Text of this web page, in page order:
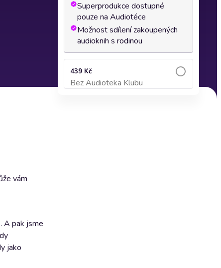
vám
A pak jsme
jako
Superprodukce dostupné
pouze na Audiotéce
Možnost sdílení zakoupených
audioknih s rodinou
439 Kč
Bez Audioteka Klubu
Přidat do košíku